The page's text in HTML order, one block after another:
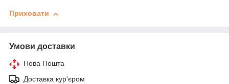
Приховати
Умови доставки
Нова Пошта
Доставка кур'єром